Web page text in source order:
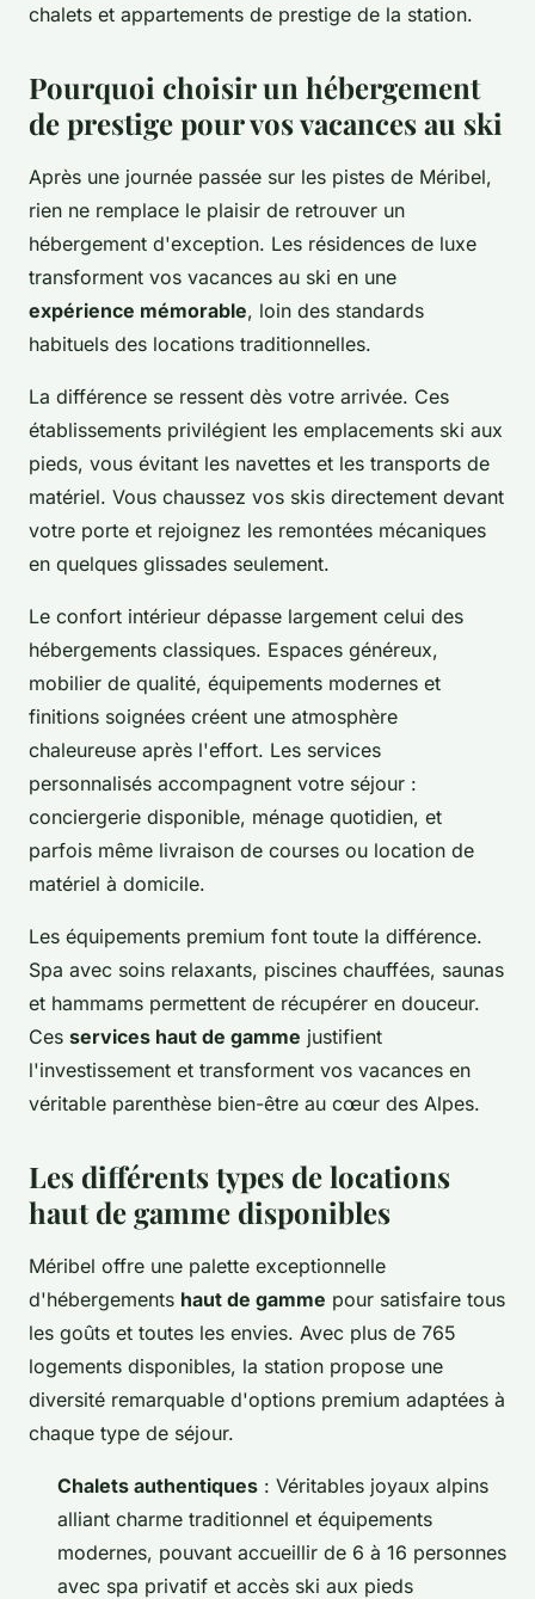
chalets et appartements de prestige de la station.
Pourquoi choisir un hébergement
de prestige pour vos vacances au ski
Après une journée passée sur les pistes de Méribel,
rien ne remplace le plaisir de retrouver un
hébergement d'exception. Les résidences de luxe
transforment vos vacances au ski en une
expérience mémorable, loin des standards
habituels des locations traditionnelles.
La différence se ressent dès votre arrivée. Ces
établissements privilégient les emplacements ski aux
pieds, vous évitant les navettes et les transports de
matériel. Vous chaussez vos skis directement devant
votre porte et rejoignez les remontées mécaniques
en quelques glissades seulement.
Le confort intérieur dépasse largement celui des
hébergements classiques. Espaces généreux,
mobilier de qualité, équipements modernes et
finitions soignées créent une atmosphère
chaleureuse après l'effort. Les services
personnalisés accompagnent votre séjour :
conciergerie disponible, ménage quotidien, et
parfois même livraison de courses ou location de
matériel à domicile.
Les équipements premium font toute la différence.
Spa avec soins relaxants, piscines chauffées, saunas
et hammams permettent de récupérer en douceur.
Ces services haut de gamme justifient
l'investissement et transforment vos vacances en
véritable parenthèse bien-être au cœur des Alpes.
Les différents types de locations
haut de gamme disponibles
Méribel offre une palette exceptionnelle
d'hébergements haut de gamme pour satisfaire tous
les goûts et toutes les envies. Avec plus de 765
logements disponibles, la station propose une
diversité remarquable d'options premium adaptées à
chaque type de séjour.
Chalets authentiques : Véritables joyaux alpins
alliant charme traditionnel et équipements
modernes, pouvant accueillir de 6 à 16 personnes
avec spa privatif et accès ski aux pieds